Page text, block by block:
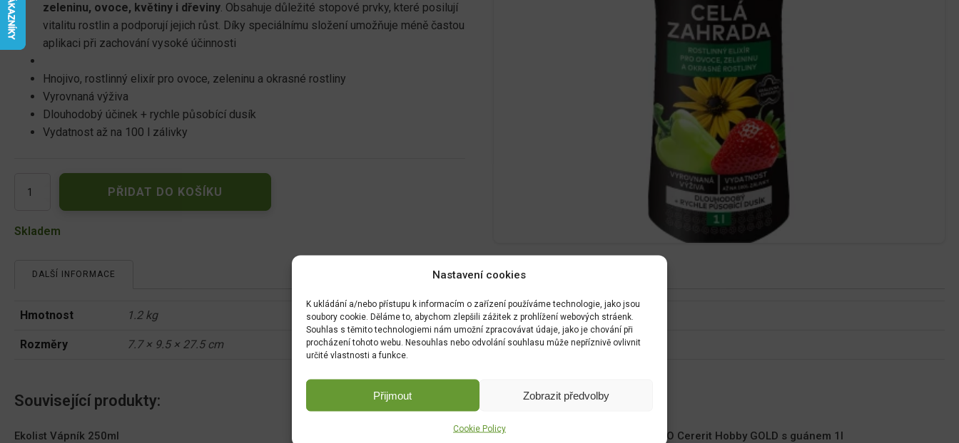
Nastavení cookies
K ukládání a/nebo přístupu k informacím o zařízení používáme technologie, jako jsou
soubory cookie. Děláme to, abychom zlepšili zážitek z prohlížení webových stráenk.
Souhlas s těmito technologiemi nám umožní zpracovávat údaje, jako je chování při
procházení tohoto webu. Nesouhlas nebo odvolání souhlasu může nepříznivě ovlivnit
určité vlastnosti a funkce.
Přijmout Zobrazit předvolby
Cookie Policy
zeleninu, ovoce, květiny i dřeviny. Obsahuje důležité stopové prvky, které posilují
vitalitu rostlin a podporují jejich růst. Díky speciálnímu složení umožňuje méně častou
aplikaci při zachování vysoké účinnosti
Hnojivo, rostlinný elixír pro ovoce, zeleninu a okrasné rostliny
Vyrovnaná výživa
Dlouhodobý účinek + rychle působící dusík
Vydatnost až na 100 l zálivky
PREMIUM
hnojivo
množství
PŘIDAT DO KOŠÍKU
Skladem
DALŠÍ INFORMACE
Hmotnost 1.2 kg
Rozměry 7.7 × 9.5 × 27.5 cm
Související produkty:
Ekolist Vápník 250ml NATURA Kapalné hnojivo na vyvýšené záhony 1l AGRO Cererit Hobby GOLD s guánem 1l